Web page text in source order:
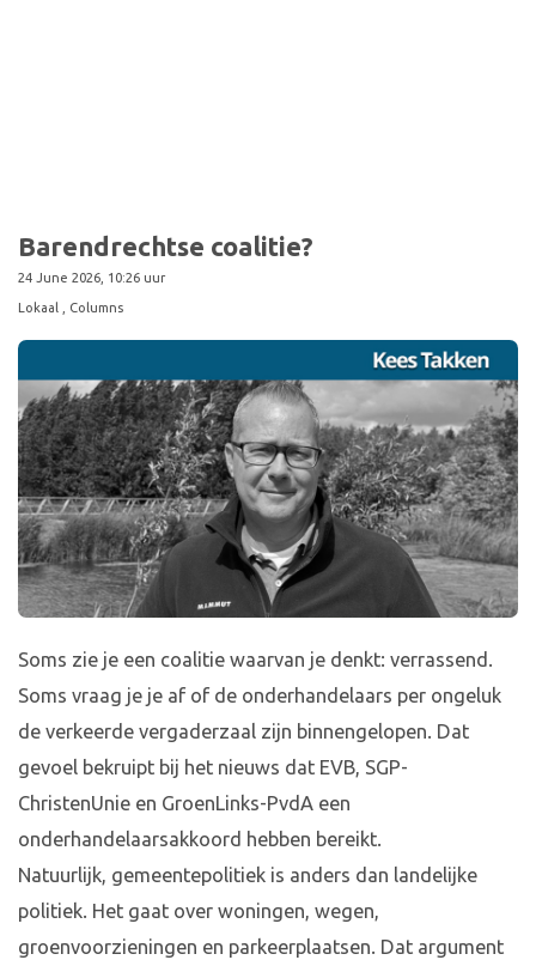
Barendrechtse coalitie?
24 June 2026, 10:26 uur
Lokaal , Columns
Soms zie je een coalitie waarvan je denkt: verrassend.
Soms vraag je je af of de onderhandelaars per ongeluk
de verkeerde vergaderzaal zijn binnengelopen. Dat
gevoel bekruipt bij het nieuws dat EVB, SGP-
ChristenUnie en GroenLinks-PvdA een
onderhandelaarsakkoord hebben bereikt.
Natuurlijk, gemeentepolitiek is anders dan landelijke
politiek. Het gaat over woningen, wegen,
groenvoorzieningen en parkeerplaatsen. Dat argument